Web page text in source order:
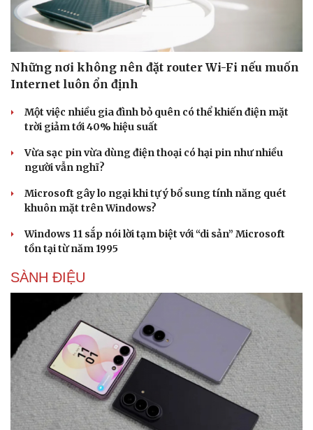
Thông tin doanh nghiệp
Doanh nghiệp 24h
Sành điệu
Tin Công nghệ
Trải nghiệm
Những nơi không nên đặt router Wi-Fi nếu muốn
Internet luôn ổn định
Một việc nhiều gia đình bỏ quên có thể khiến điện mặt
trời giảm tới 40% hiệu suất
Vừa sạc pin vừa dùng điện thoại có hại pin như nhiều
người vẫn nghĩ?
Microsoft gây lo ngại khi tự ý bổ sung tính năng quét
khuôn mặt trên Windows?
Windows 11 sắp nói lời tạm biệt với “di sản” Microsoft
tồn tại từ năm 1995
SÀNH ĐIỆU